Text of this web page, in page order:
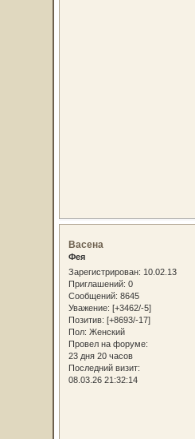
Васена
Фея
Зарегистрирован: 10.02.13
Приглашений: 0
Сообщений: 8645
Уважение: [+3462/-5]
Позитив: [+8693/-17]
Пол: Женский
Провел на форуме:
23 дня 20 часов
Последний визит:
08.03.26 21:32:14